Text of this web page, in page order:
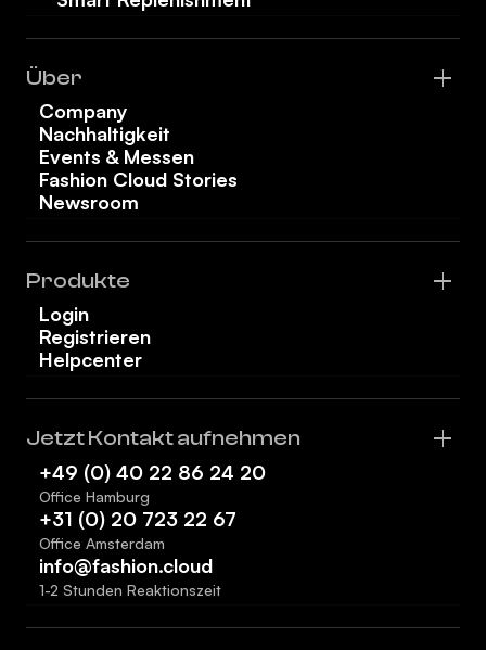
Über
Company
Nachhaltigkeit
Events & Messen
Fashion Cloud Stories
Newsroom
Produkte
Login
Registrieren
Helpcenter
Jetzt Kontakt aufnehmen
+49 (0) 40 22 86 24 20
Office Hamburg
+31 (0) 20 723 22 67
Office Amsterdam
info@fashion.cloud
1-2 Stunden Reaktionszeit